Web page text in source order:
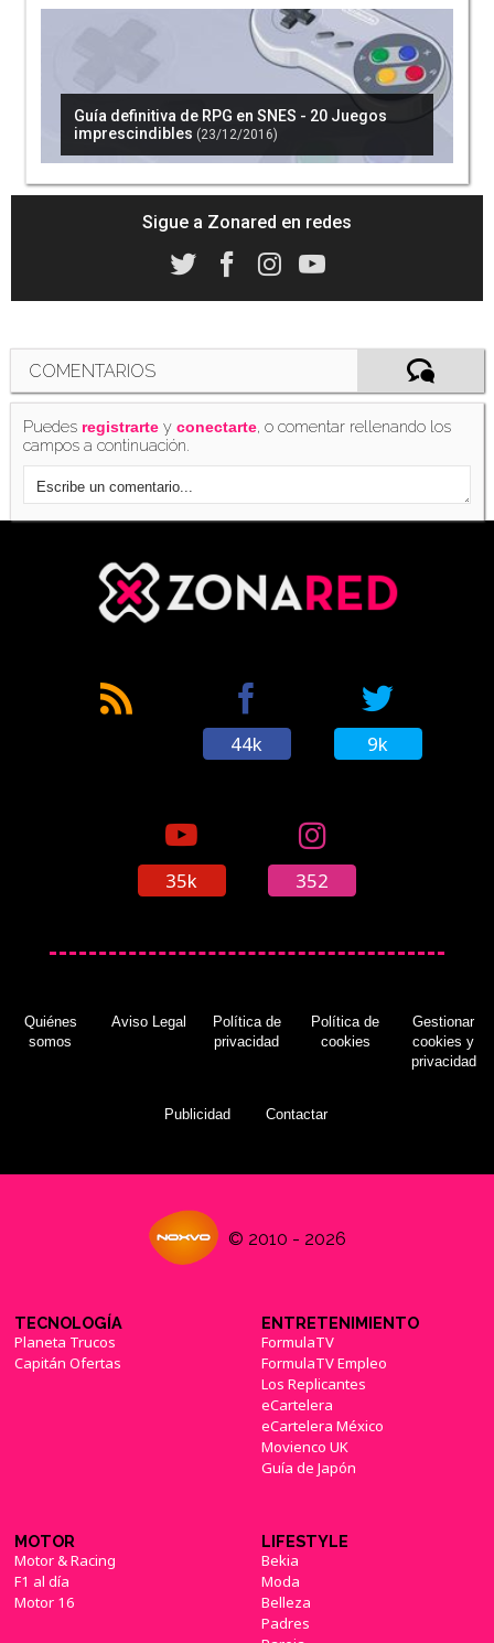
Guía definitiva de RPG en SNES - 20 Juegos
imprescindibles (23/12/2016)
Sigue a Zonared en redes
COMENTARIOS
Puedes registrarte yconectarte, o comentar rellenando los
campos a continuación.
44k 9k
35k 352
Quiénes
somos
Aviso Legal
Política de
privacidad
Política de
cookies
Gestionar
cookies y
privacidad
Publicidad Contactar
© 2010 - 2026
TECNOLOGÍA
Planeta Trucos
Capitán Ofertas
ENTRETENIMIENTO
FormulaTV
FormulaTV Empleo
Los Replicantes
eCartelera
eCartelera México
Movienco UK
Guía de Japón
MOTOR
Motor & Racing
F1 al día
Motor 16
LIFESTYLE
Bekia
Moda
Belleza
Padres